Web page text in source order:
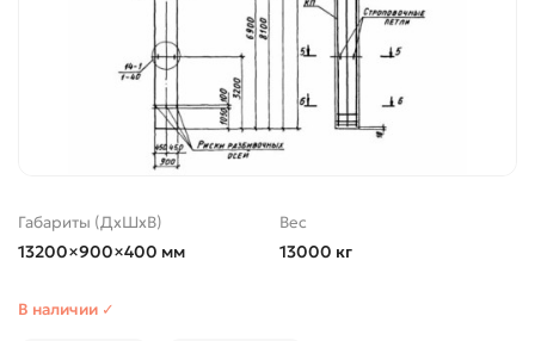
Габариты (ДхШхВ)
13200×900×400 мм
Вес
13000 кг
В наличии ✓